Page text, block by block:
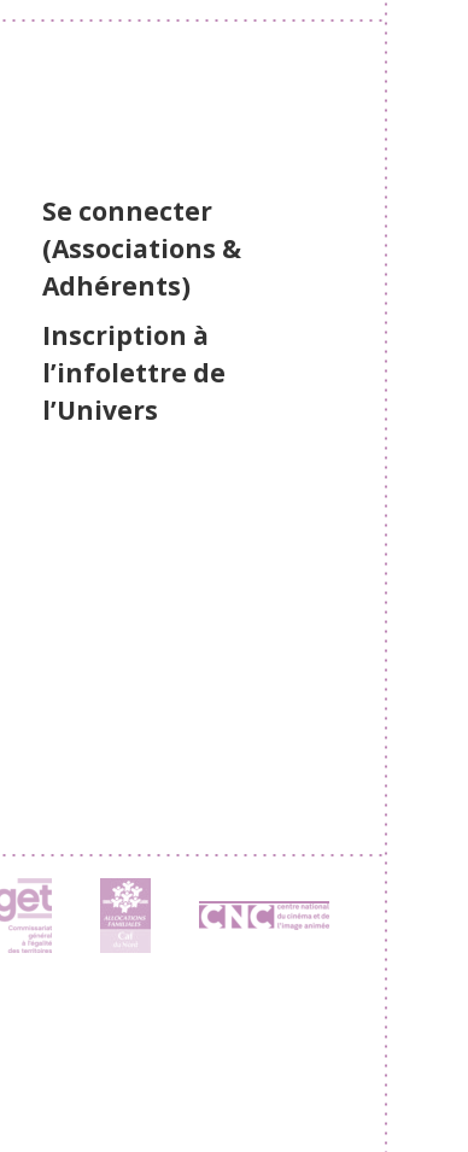
Se connecter
(Associations &
Adhérents)
Inscription à
l’infolettre de
l’Univers